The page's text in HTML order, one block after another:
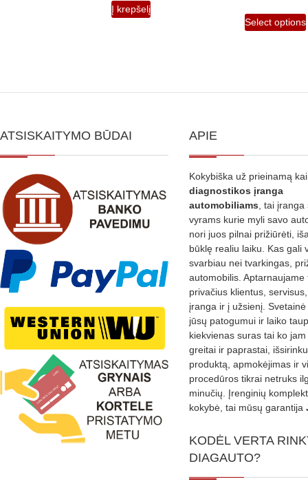
Į krepšelį
Select options
ATSISKAITYMO BŪDAI APIE
Kokybiška už prieinamą
diagnostikos įranga
automobiliams, tai įranga
vyrams kurie myli savo
nori juos pilnai prižiūrėti,
būklę realiu laiku. Kas gali
svarbiau nei tvarkingas,
automobilis. Aptarnaujame
privačius klientus,
įranga ir į užsienį.
jūsų patogumui ir laiko
kiekvienas suras tai ko
greitai ir paprastai,
produktą, apmokėjimas ir
procedūros tikrai netruks
minučių. Įrenginių
kokybė, tai mūsų garantija
KODĖL VERTA
DIAGAUTO?